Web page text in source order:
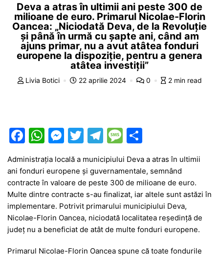
Deva a atras în ultimii ani peste 300 de
milioane de euro. Primarul Nicolae-Florin
Oancea: „Niciodată Deva, de la Revoluție
și până în urmă cu șapte ani, când am
ajuns primar, nu a avut atâtea fonduri
europene la dispoziție, pentru a genera
atâtea investiții”
Livia Botici 22 aprilie 2024 0 2 min read
F
a
c
e
b
o
o
k
W
h
at
s
A
p
p
M
s
s
e
n
g
er
T
itt
er
T
el
e
gr
a
m
M
e
s
s
a
g
e
ta
je
a
z
ă
Administrația locală a municipiului Deva a atras în ultimii
ani fonduri europene și guvernamentale, semnând
contracte în valoare de peste 300 de milioane de euro.
Multe dintre contracte s-au finalizat, iar altele sunt astăzi în
implementare. Potrivit primarului municipiului Deva,
Nicolae-Florin Oancea, niciodată localitatea reședință de
județ nu a beneficiat de atât de multe fonduri europene.
Primarul Nicolae-Florin Oancea spune că toate fondurile